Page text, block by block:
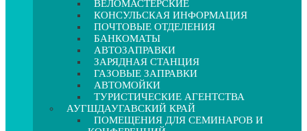
ВЕЛОМАСТЕРСКИЕ
КОНСУЛЬСКАЯ ИНФОРМАЦИЯ
ПОЧТОВЫЕ ОТДЕЛЕНИЯ
БАНКОМАТЫ
АВТОЗАПРАВКИ
ЗАРЯДНАЯ СТАНЦИЯ
ГАЗОВЫЕ ЗАПРАВКИ
АВТОМОЙКИ
ТУРИСТИЧЕСКИЕ АГЕНТСТВА
АУГШДАУГАВСКИЙ КРАЙ
ПОМЕЩЕНИЯ ДЛЯ СЕМИНАРОВ И